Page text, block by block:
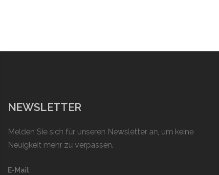
NEWSLETTER
Melden Sie sich für unseren Newsletter an, um keine
Neuigkeit mehr zu verpassen.
E-Mail